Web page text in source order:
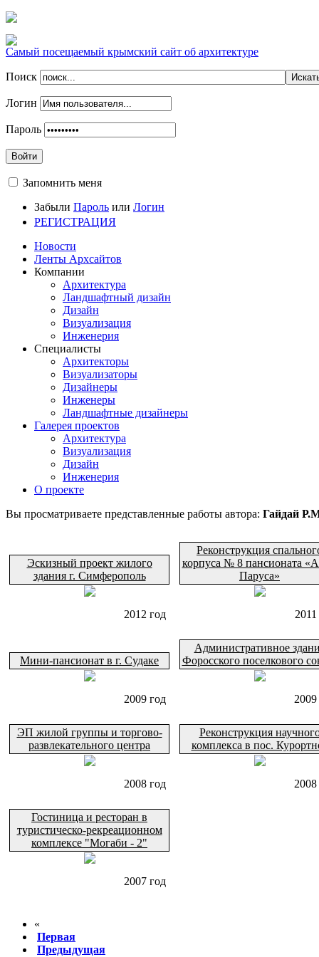
Самый посещаемый крымский сайт об архитектуре
Поиск
Логин
Пароль
Войти
Запомнить меня
Забыли Пароль или Логин
РЕГИСТРАЦИЯ
Новости
Ленты Архсайтов
Компании
Архитектура
Ландшафтный дизайн
Дизайн
Визуализация
Инженерия
Специалисты
Архитекторы
Визуализаторы
Дизайнеры
Инженеры
Ландшафтные дизайнеры
Галерея проектов
Архитектура
Визуализация
Дизайн
Инженерия
О проекте
Вы просматриваете представленные работы автора: Гайдай
Эскизный проект жилого
здания г. Симферополь
2012 год
Реконструкция
корпуса № 8 пансионата
Паруса»
Мини-пансионат в г. Судаке
2009 год
Административное
Форосского поселкового
ЭП жилой группы и торгово-
развлекательного центра
2008 год
Реконструкция
комплекса в пос.
Гостиница и ресторан в
туристическо-рекреационном
комплексе "Могаби - 2"
2007 год
«
Первая
Предыдущая